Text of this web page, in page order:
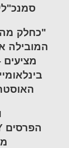
"כחלק
המובילה
מציעים
הפרסים